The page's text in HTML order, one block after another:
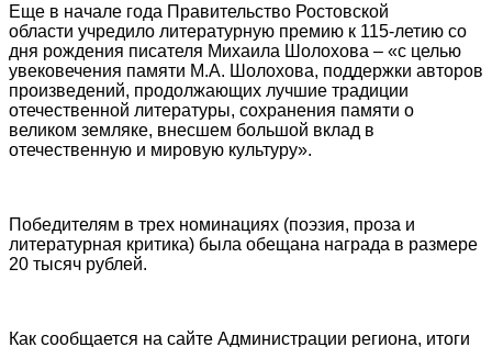
Еще в начале года Правительство Ростовской
области учредило литературную премию к 115-летию со
дня рождения писателя Михаила Шолохова – «с целью
увековечения памяти М.А. Шолохова, поддержки авторов
произведений, продолжающих лучшие традиции
отечественной литературы, сохранения памяти о
великом земляке, внесшем большой вклад в
отечественную и мировую культуру».
Победителям в трех номинациях (поэзия, проза и
литературная критика) была обещана награда в размере
20 тысяч рублей.
Как сообщается на сайте Администрации региона, итоги